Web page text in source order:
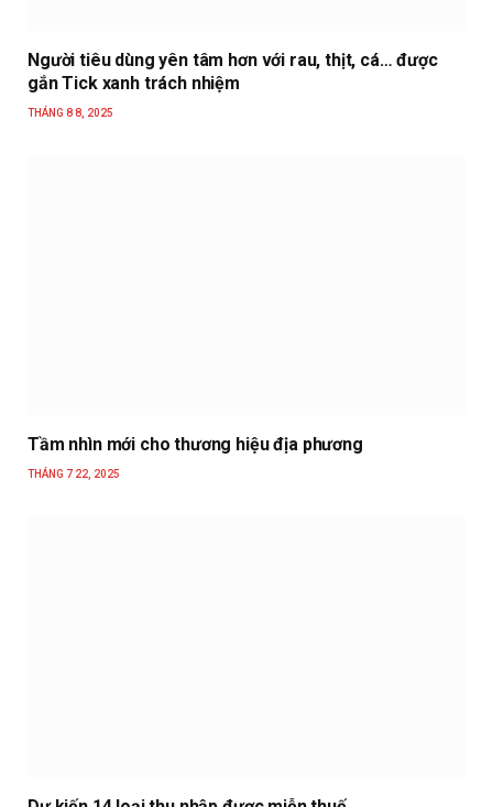
Người tiêu dùng yên tâm hơn với rau, thịt, cá… được
gắn Tick xanh trách nhiệm
THÁNG 8 8, 2025
Tầm nhìn mới cho thương hiệu địa phương
THÁNG 7 22, 2025